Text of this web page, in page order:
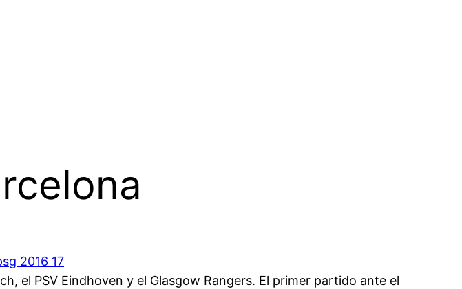
el PSV Eindhoven y el Glasgow Rangers. El primer partido ante el